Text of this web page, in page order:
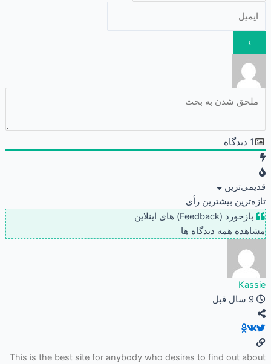
1 دیدگاه
قدیمی‌ترین
تازه‌ترین بیشترین رأی
بازخورد (Feedback) های اینلاین
مشاهده همه دیدگاه ها
Kassie
9 سال قبل
This is the best site for anybody who desires to find out about